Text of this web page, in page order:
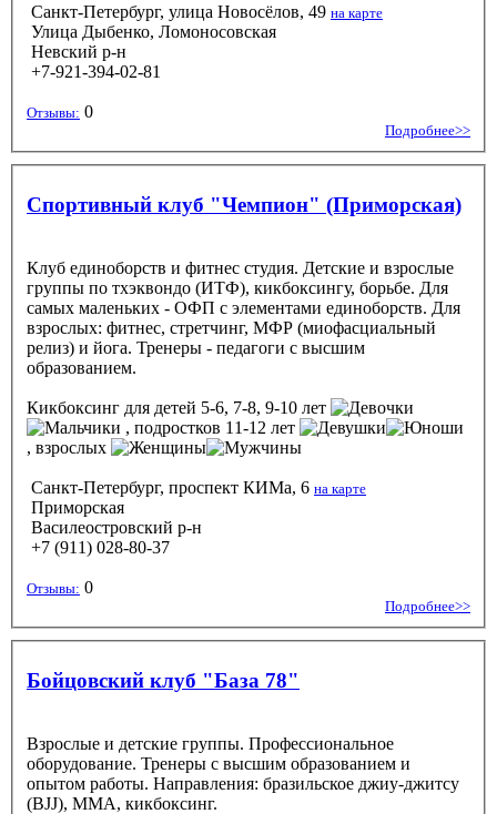
Санкт-Петербург, улица Новосёлов, 49 на карте
Улица Дыбенко, Ломоносовская
Невский р-н
+7-921-394-02-81
Отзывы: 0
Подробнее>>
Спортивный клуб "Чемпион" (Приморская)
Клуб единоборств и фитнес студия. Детские и взрослые
группы по тхэквондо (ИТФ), кикбоксингу, борьбе. Для
самых маленьких - ОФП с элементами единоборств. Для
взрослых: фитнес, стретчинг, МФР (миофасциальный
релиз) и йога. Тренеры - педагоги с высшим
образованием.
Кикбоксинг для детей 5-6, 7-8, 9-10 лет
, подростков 11-12 лет
, взрослых
Санкт-Петербург, проспект КИМа, 6 на карте
Приморская
Василеостровский р-н
+7 (911) 028-80-37
Отзывы: 0
Подробнее>>
Бойцовский клуб "База 78"
Взрослые и детские группы. Профессиональное
оборудование. Тренеры с высшим образованием и
опытом работы. Направления: бразильское джиу-джитсу
(BJJ), ММА, кикбоксинг.